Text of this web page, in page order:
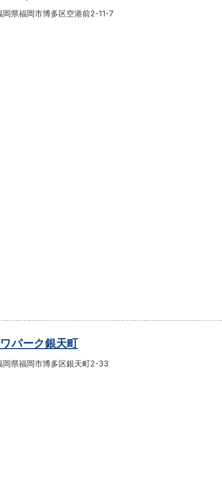
岡県福岡市博多区空港前2-11-7
パーク銀天町
岡県福岡市博多区銀天町2-33